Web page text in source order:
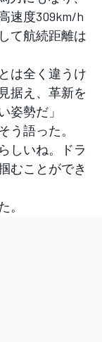
速度309km/h
て航続距離は
は全く違うけ
据え、革新を
姿勢だ」
語った。
しいね。ドラ
むことができ
。